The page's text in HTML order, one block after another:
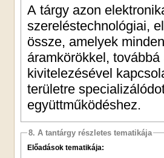
A tárgy azon
szereléstechnológiai,
össze, amelyek
áramkörökkel,
kivitelezésével
területre
együttműködéshez.
8. A tantárgy részletes tematikája
Előadások tematikája: